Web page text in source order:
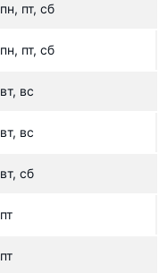
пн, пт, сб
пн, пт, сб
вт, вс
вт, вс
вт, сб
пт
пт